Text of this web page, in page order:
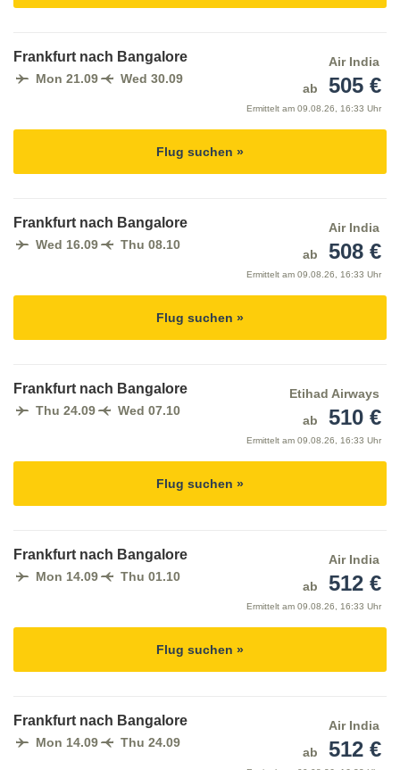
Frankfurt nach Bangalore
Mon 21.09 Wed 30.09
Air India
ab
505 €
Ermittelt am 09.08.26, 16:33 Uhr
Flug suchen »
Frankfurt nach Bangalore
Wed 16.09 Thu 08.10
Air India
ab
508 €
Ermittelt am 09.08.26, 16:33 Uhr
Flug suchen »
Frankfurt nach Bangalore
Thu 24.09 Wed 07.10
Etihad Airways
ab
510 €
Ermittelt am 09.08.26, 16:33 Uhr
Flug suchen »
Frankfurt nach Bangalore
Mon 14.09 Thu 01.10
Air India
ab
512 €
Ermittelt am 09.08.26, 16:33 Uhr
Flug suchen »
Frankfurt nach Bangalore
Mon 14.09 Thu 24.09
Air India
ab
512 €